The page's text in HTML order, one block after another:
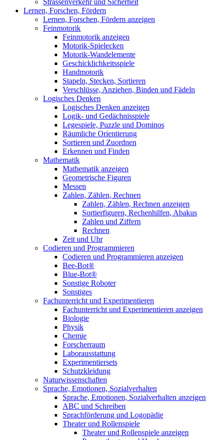
Strassenverkehr und Sicherheit
Lernen, Forschen, Fördern
Lernen, Forschen, Fördern anzeigen
Feinmotorik
Feinmotorik anzeigen
Motorik-Spielecken
Motorik-Wandelemente
Geschicklichkeitsspiele
Handmotorik
Stapeln, Stecken, Sortieren
Verschlüsse, Anziehen, Binden und Fädeln
Logisches Denken
Logisches Denken anzeigen
Logik- und Gedächnisspiele
Legespiele, Puzzle und Dominos
Räumliche Orientierung
Sortieren und Zuordnen
Erkennen und Finden
Mathematik
Mathematik anzeigen
Geometrische Figuren
Messen
Zahlen, Zählen, Rechnen
Zahlen, Zählen, Rechnen anzeigen
Sortierfiguren, Rechenhilfen, Abakus
Zahlen und Ziffern
Rechnen
Zeit und Uhr
Codieren und Programmieren
Codieren und Programmieren anzeigen
Bee-Bot®
Blue-Bot®
Sonstige Roboter
Sonstiges
Fachunterricht und Experimentieren
Fachunterricht und Experimentieren anzeigen
Biologie
Physik
Chemie
Forscherraum
Laborausstattung
Experimentiersets
Schutzkleidung
Naturwissenschaften
Sprache, Emotionen, Sozialverhalten
Sprache, Emotionen, Sozialverhalten anzeigen
ABC und Schreiben
Sprachförderung und Logopädie
Theater und Rollenspiele
Theater und Rollenspiele anzeigen